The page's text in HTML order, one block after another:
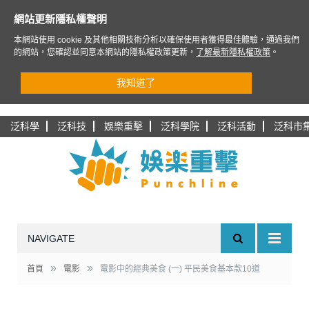
泛科學 泛科技 娛樂重擊 泛科學院 泛科活動 泛科市
NAVIGATE
首頁 » 電影 » 電影中的經典美食 (一) 平民美食基本款10道
網站更新隱私權聲明
本網站使用 cookie 及其他相關技術分析以確保使用者獲得最佳體驗，通過我們
的網站，您確認並同意本網站的隱私權政策更新，
了解最新隱私權政策 。
我知道了